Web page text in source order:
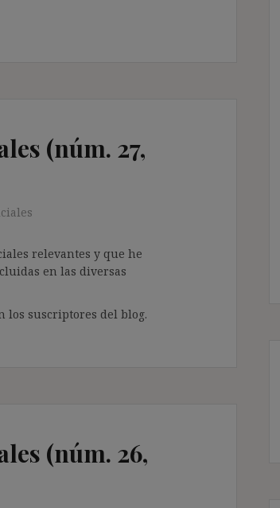
(núm. 27,
relevantes y que he
en las diversas
los suscriptores del blog.
(núm. 26,